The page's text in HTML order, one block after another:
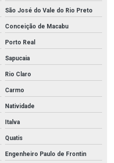
São José do Vale do Rio Preto
Conceição de Macabu
Porto Real
Sapucaia
Rio Claro
Carmo
Natividade
Italva
Quatis
Engenheiro Paulo de Frontin